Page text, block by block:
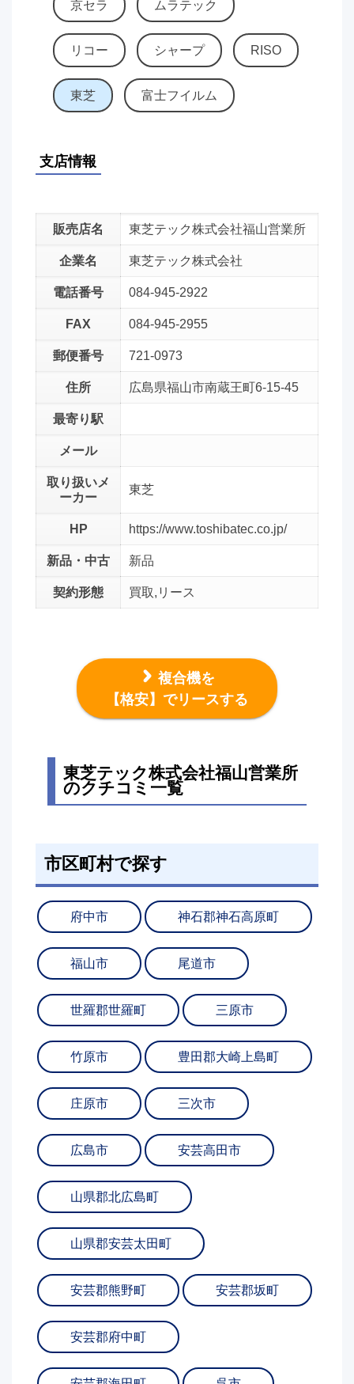
京セラ ムラテック
リコー シャープ RISO
東芝 富士フイルム
支店情報
販売店名 東芝テック株式会社福山営業所
企業名 東芝テック株式会社
電話番号 084-945-2922
FAX 084-945-2955
郵便番号 721-0973
住所 広島県福山市南蔵王町6-15-45
最寄り駅
メール
取り扱いメ
ーカー
東芝
HP https://www.toshibatec.co.jp/
新品・中古 新品
契約形態 買取,リース
複合機を
【格安】でリースする
東芝テック株式会社福山営業所
のクチコミ一覧
市区町村で探す
府中市 神石郡神石高原町
福山市 尾道市
世羅郡世羅町 三原市
竹原市 豊田郡大崎上島町
庄原市 三次市
広島市 安芸高田市
山県郡北広島町
山県郡安芸太田町
安芸郡熊野町 安芸郡坂町
安芸郡府中町